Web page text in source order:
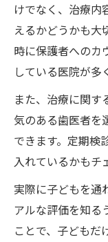
けでなく、治療内
えるかどうかも大
時に保護者へのカ
している医院が多
また、治療に関
気のある歯医者を
できます。定期検
入れているかもチ
実際に子どもを通
アルな評価を知る
ことで、子どもだ